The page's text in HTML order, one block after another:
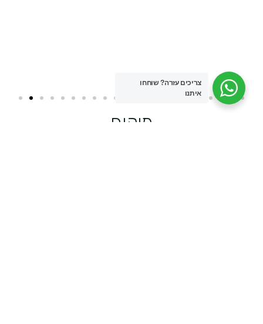
מיקום
צריכים עזרה?שוחחו
איתנו